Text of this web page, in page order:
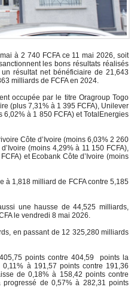
à 2 740 FCFA ce 11 mai 2026, soit
les bons résultats réalisés
résultat net bénéficiaire de 21,643
milliards de FCFA en 2024.
occupée par le titre Oragroup Togo
(plus 7,31% à 1 395 FCFA), Unilever
6,02% à 1 850 FCFA) et TotalEnergies
Côte d’Ivoire (moins 6,03% 2 260
(moins 4,29% à 11 150 FCFA),
et Ecobank Côte d’Ivoire (moins
à 1,818 milliard de FCFA contre 5,185
une hausse de 44,525 milliards,
le vendredi 8 mai 2026.
en passant de 12 325,280 milliards
points contre 404,59 points la
à 191,57 points contre 191,36
de 0,18% à 158,42 points contre
de 0,57% à 282,31 points